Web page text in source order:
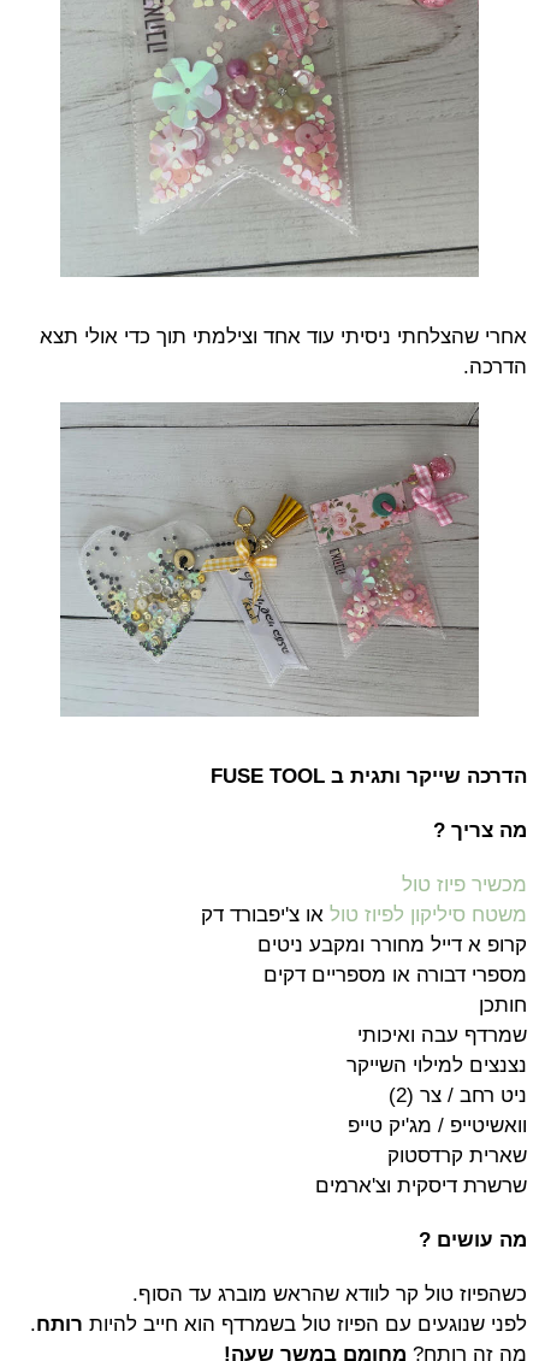
אחרי שהצלחתי ניסיתי עוד אחד וצילמתי תוך כדי אולי תצא
הדרכה.
הדרכה שייקר ותגית ב FUSE TOOL
מה צריך ?
מכשיר פיוז טול
משטח סיליקון לפיוז טול או צ'יפבורד דק
קרופ א דייל מחורר ומקבע ניטים
מספרי דבורה או מספריים דקים
חותכן
שמרדף עבה ואיכותי
נצנצים למילוי השייקר
ניט רחב / צר (2)
וואשיטייפ / מג'יק טייפ
שארית קרדסטוק
שרשרת דיסקית וצ'ארמים
מה עושים ?
כשהפיוז טול קר לוודא שהראש מוברג עד הסוף.
לפני שנוגעים עם הפיוז טול בשמרדף הוא חייב להיות רותח.
מה זה רותח? מחומם במשך שעה!